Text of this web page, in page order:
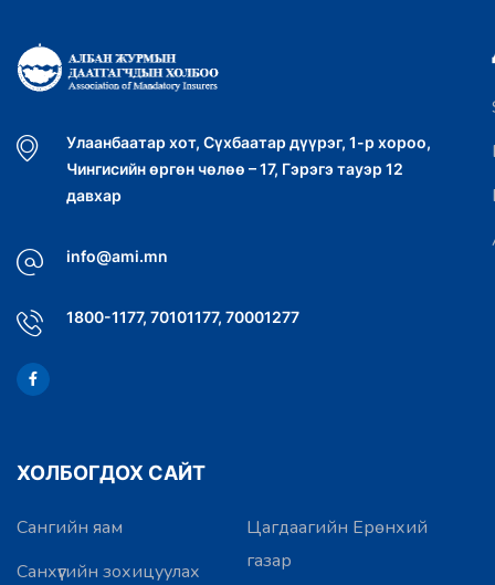
Улаанбаатар хот, Сүхбаатар дүүрэг, 1-р хороо,
Чингисийн өргөн чөлөө – 17, Гэрэгэ тауэр 12
давхар
info@ami.mn
1800-1177, 70101177, 70001277
ХОЛБОГДОХ САЙТ
Сангийн яам
Санхүүгийн зохицуулах
Цагдаагийн Ерөнхий
газар